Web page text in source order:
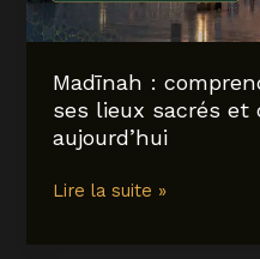
Madīnah :
ses lieux sacrés
aujourd’hui
Madīnah
Lire la suite »